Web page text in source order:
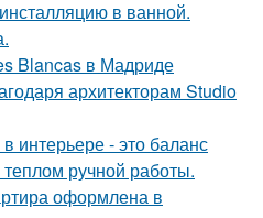
в ванной.
Blancas в Мадриде
архитекторам Studio
интерьере - это баланс
ручной работы.
оформлена в